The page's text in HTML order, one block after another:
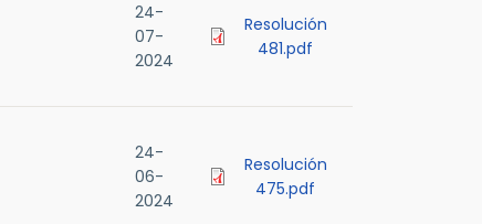
24-
07-
2024
Resolución
481.pdf
24-
06-
2024
Resolución
475.pdf